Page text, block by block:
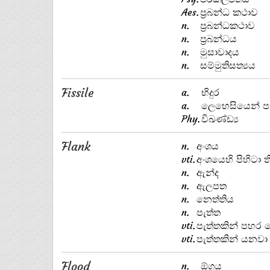
Aes.ප්‍රබන්ධ කථාව
n.
ප්‍රබන්ධකථාව
n.
ප්‍රබන්ධය
n.
මුසාවාදය
n.
සම්මුතිසත්‍යය
Fissile a.
භිදුර
a.
ලෙභෙසියෙන්
Phy.විඛණ්ඩ්‍ය
Flank n.
අංශය
vti.අංශයෙහි පිහිටා
n.
ඇන්ද
n.
ඇලපත
n.
නෙත්තිය
n.
පැත්ත
vti.පැත්තකින් පහර
vti.පැත්තකින් යනවා
Flood n.
ඕගය